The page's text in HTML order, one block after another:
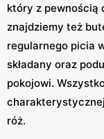
który z pewnością
znajdziemy też
regularnego picia
składany oraz
pokojowi.
róż.